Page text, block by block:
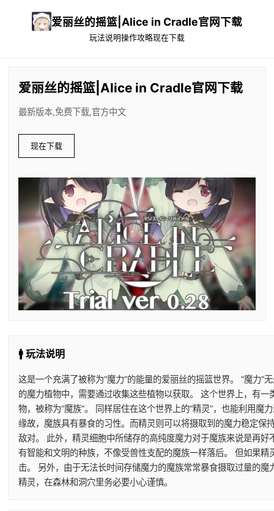
爱丽丝的摇篮|Alice in Cradle官网下载
玩法说明操作攻略现在下载
爱丽丝的摇篮|Alice in Cradle官网下载
最新版本,免费下载,官方中文
现在下载
🚹 玩法说明
这是一个充满了被称为“魔力”的能量的爱丽丝的摇篮世界。 “魔力
的魔力植物中，需要通过收集这些植物以获取。 这个世界上，有
物，被称为“魔族”。 同样居住在这个世界上的“精灵”，也能利用
缘故，魔族具有暴食的习性。而精灵则可以将摄取到的魔力稳定
敌对。 此外，精灵细胞中所储存的高纯度魔力对于魔族来说是再
有智能和文明的种族，不像受兽性支配的魔族一样落后。 但如果
击。 另外，由于无法长时间存储魔力的魔族常常暴食摄取过量的
精灵，在森林和洞穴里务必要小心谨慎。